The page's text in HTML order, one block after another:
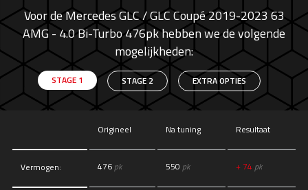
Voor de Mercedes GLC / GLC Coupé 2019-2023 63
AMG - 4.0 Bi-Turbo 476pk hebben we de volgende
mogelijkheden:
STAGE 1 STAGE 2 EXTRA OPTIES
Origineel Na tuning Resultaat
Vermogen: 476 pk 550 pk + 74 pk